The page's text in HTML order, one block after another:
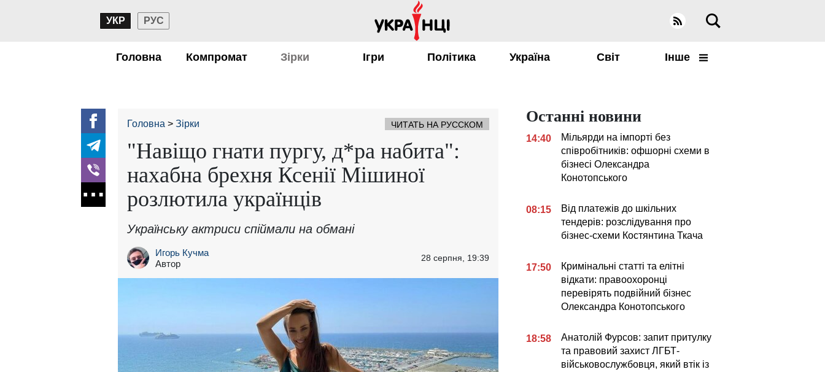
УКР РУС
Головна Компромат Зірки Ігри Політика Україна Світ Інше
Головна Зірки ЧИТАТЬ НА РУССКОМ
"Навіщо гнати пургу, д*ра набита":
нахабна брехня Ксенії Мішиної
розлютила українців
Українську актриси спіймали на обмані
Игорь Кучма
Автор
28 серпня, 19:39
Останні новини
14:40
Мільярди на імпорті без
співробітників: офшорні схеми в
бізнесі Олександра
Конотопського
08:15
Від платежів до шкільних
тендерів: розслідування про
бізнес-схеми Костянтина Ткача
17:50
Кримінальні статті та елітні
відкати: правоохоронці
перевірять подвійний бізнес
Олександра Конотопського
18:58
Анатолій Фурсов: запит притулку
та правовий захист ЛГБТ-
військовослужбовця, який втік із